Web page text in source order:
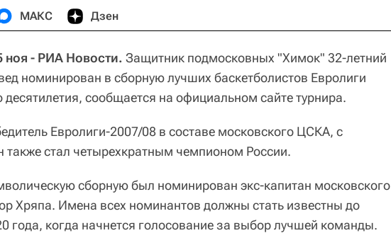
МАКС Дзен
- РИА Новости. Защитник подмосковных "Химок" 32-летний
номинирован в сборную лучших баскетболистов Евролиги
десятилетия, сообщается на официальном сайте турнира.
Евролиги-2007/08 в составе московского ЦСКА, с
также стал четырехкратным чемпионом России.
сборную был номинирован экс-капитан московского
Хряпа. Имена всех номинантов должны стать известны до
года, когда начнется голосование за выбор лучшей команды.